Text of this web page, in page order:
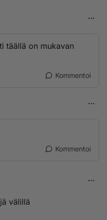
täällä on mukavan
Kommentoi
Kommentoi
välillä